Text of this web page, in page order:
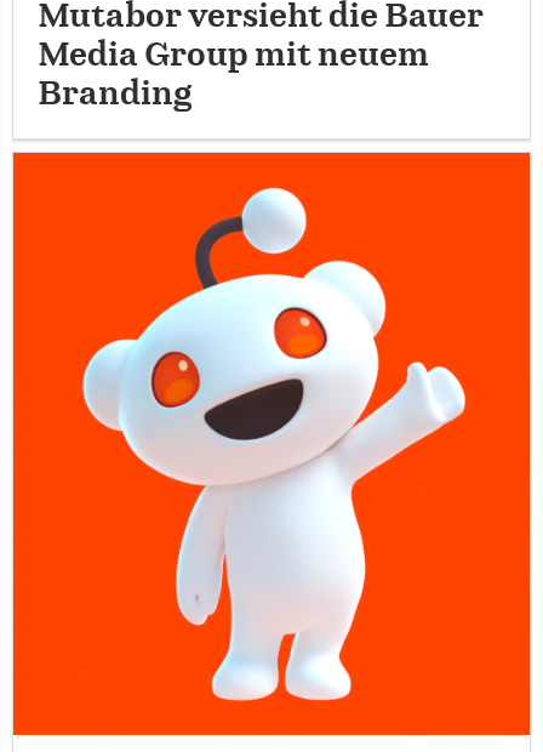
Mutabor versieht die Bauer
Media Group mit neuem
Branding